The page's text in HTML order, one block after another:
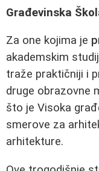
Građevinska
Za one kojima je
akademskim
traže praktičniji i
druge obrazovne
što je Visoka
smerove za
arhitekture.